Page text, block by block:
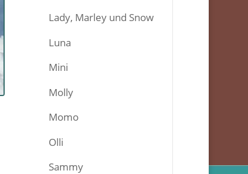
Lady, Marley und Snow
Luna
Mini
Molly
Momo
Olli
Sammy